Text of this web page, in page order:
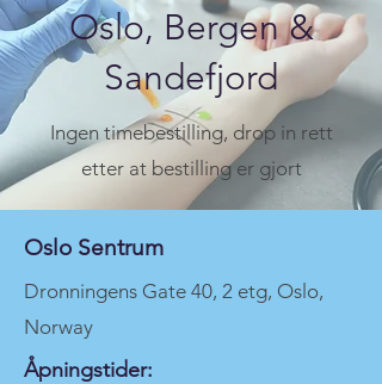
Oslo, Bergen &
Sandefjord
Ingen timebestilling, drop in rett
etter at bestilling er gjort
Oslo Sentrum
Dronningens Gate 40, 2 etg, Oslo,
Norway
Åpningstider: